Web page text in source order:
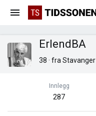
ErlendBA
38 · fra Stavanger
Innlegg
287